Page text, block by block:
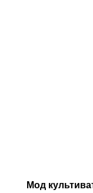
Мод